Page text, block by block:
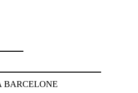
BARCELONE